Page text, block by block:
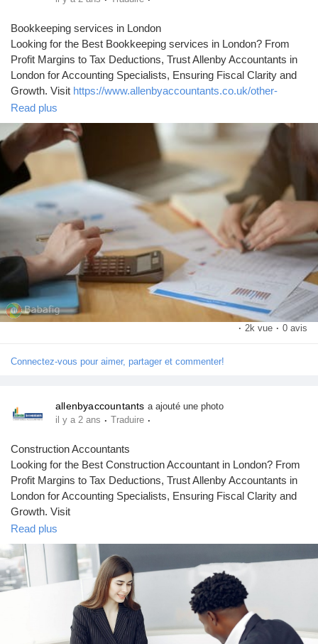
Bookkeeping services in London
Looking for the Best Bookkeeping services in London? From
Profit Margins to Tax Deductions, Trust Allenby Accountants in
London for Accounting Specialists, Ensuring Fiscal Clarity and
Growth. Visit https://www.allenbyaccountants.co.uk/other-
services/bookkeeping-services-london/
Read plus
· 2k vue · 0 avis
Connectez-vous pour aimer, partager et commenter!
allenbyaccountants a ajouté une photo
il y a 2 ans · Traduire ·
Construction Accountants
Looking for the Best Construction Accountant in London? From
Profit Margins to Tax Deductions, Trust Allenby Accountants in
London for Accounting Specialists, Ensuring Fiscal Clarity and
Growth. Visit
https://www.allenbyaccountants.co.uk/sectors/property-
construction-accountants/for more information.
Read plus